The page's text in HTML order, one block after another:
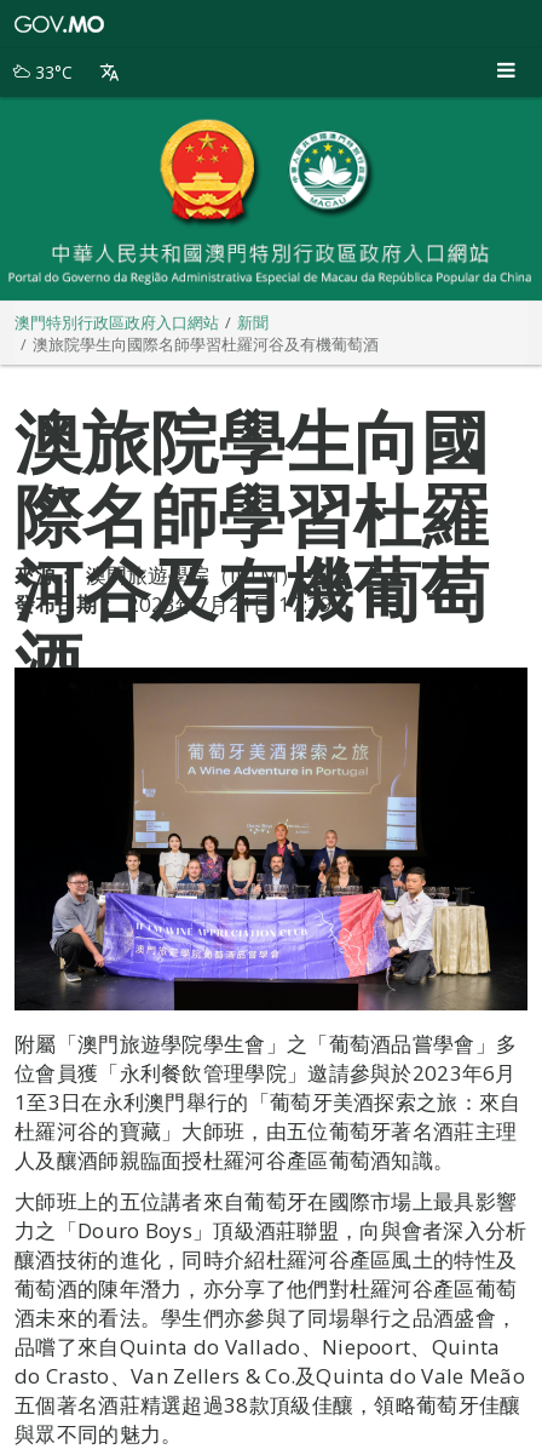
別
33°C
澳門特別行政區政府入口網站
新聞
澳旅院學生向國際名師學習杜羅河谷及有機葡萄酒
澳旅院學生向國
際名師學習杜羅
河谷及有機葡萄
酒
來源： 澳門旅遊學院（IFTM）
發布日期： 2023年7月21日 17:29
附屬「澳門旅遊學院學生會」之「葡萄酒品嘗學會」多
位會員獲「永利餐飲管理學院」邀請參與於2023年6月
1至3日在永利澳門舉行的「葡萄牙美酒探索之旅：來自
杜羅河谷的寶藏」大師班，由五位葡萄牙著名酒莊主理
人及釀酒師親臨面授杜羅河谷產區葡萄酒知識。
大師班上的五位講者來自葡萄牙在國際市場上最具影響
力之「Douro Boys」頂級酒莊聯盟，向與會者深入分析
釀酒技術的進化，同時介紹杜羅河谷產區風土的特性及
葡萄酒的陳年潛力，亦分享了他們對杜羅河谷產區葡萄
酒未來的看法。學生們亦參與了同場舉行之品酒盛會，
品嚐了來自Quinta do Vallado、Niepoort、Quinta
do Crasto、Van Zellers & Co.及Quinta do Vale Meão
五個著名酒莊精選超過38款頂級佳釀，領略葡萄牙佳釀
與眾不同的魅力。